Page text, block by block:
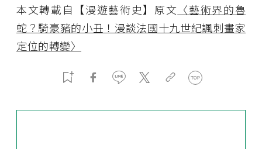
本文轉載自【漫遊藝術史】原文 〈藝術界的魯
蛇？騎豪豬的小丑！漫談法國十九世紀諷刺畫家
定位的轉變〉